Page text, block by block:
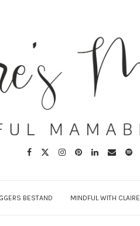
BESTAND MINDFUL WITH CLAIRE